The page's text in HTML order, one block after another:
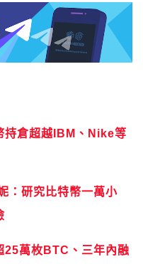
持倉超越IBM、Nike等
：研究比特幣一萬小
25萬枚BTC、三年內融